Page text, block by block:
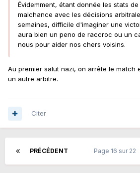
Évidemment, étant donnée les stats
malchance avec les décisions
semaines, difficile d'imaginer une
aura bien un peno de raccroc ou un
nous pour aider nos chers voisins.
Au premier salut nazi, on arrête le match
un autre arbitre.
Citer
PRÉCÉDENT Page 16 sur 22